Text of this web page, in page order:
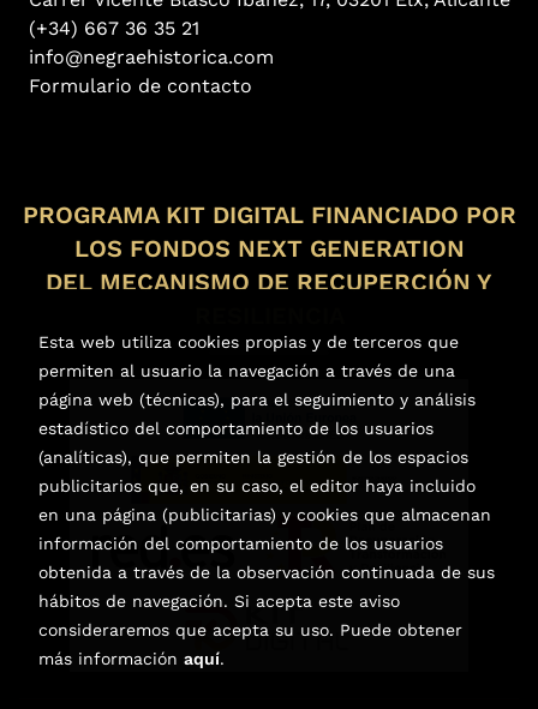
(+34) 667 36 35 21
info@negraehistorica.com
Formulario de contacto
PROGRAMA KIT DIGITAL FINANCIADO POR
LOS FONDOS NEXT GENERATION
DEL MECANISMO DE RECUPERCIÓN Y
Esta web utiliza cookies propias y de terceros que
permiten al usuario la navegación a través de una
página web (técnicas), para el seguimiento y análisis
estadístico del comportamiento de los usuarios
(analíticas), que permiten la gestión de los espacios
publicitarios que, en su caso, el editor haya incluido
en una página (publicitarias) y cookies que almacenan
información del comportamiento de los usuarios
obtenida a través de la observación continuada de sus
hábitos de navegación. Si acepta este aviso
consideraremos que acepta su uso. Puede obtener
más información aquí.